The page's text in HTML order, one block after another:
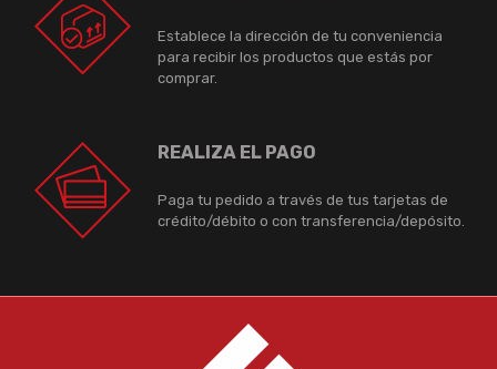
Establece la dirección de tu conveniencia
para recibir los productos que estás por
comprar.
REALIZA EL PAGO
Paga tu pedido a través de tus tarjetas de
crédito/débito o con transferencia/depósito.